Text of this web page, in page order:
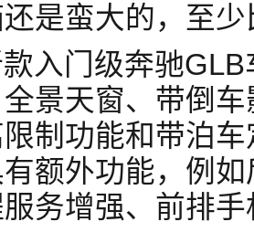
是蛮大的，至
入门级奔驰
景天窗、带倒
制功能和带泊
额外功能，例
务增强、前排